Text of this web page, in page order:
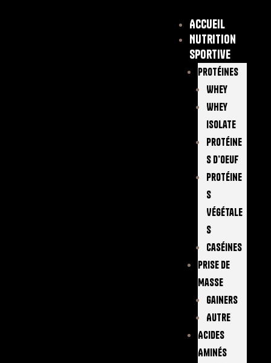
Accueil
Nutrition
sportive
Protéines
Whey
Whey
Isolate
Protéine
S D’oeuf
Protéine
S
Végétale
S
Caséines
Prise De
Masse
Gainers
Autre
Acides
Aminés